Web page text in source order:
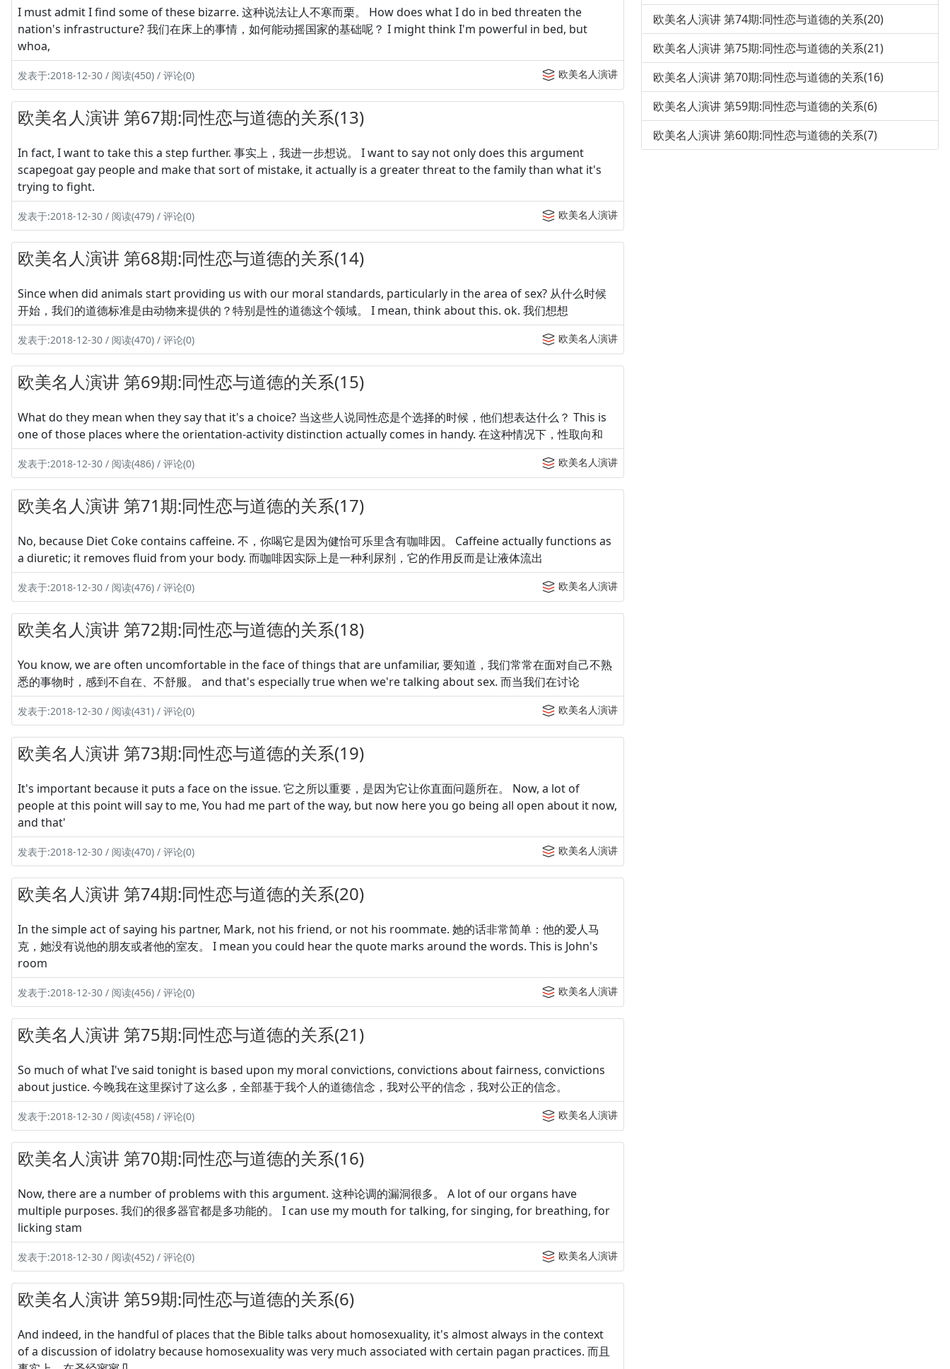
I must admit I find some of these bizarre. 这种说法让人不寒而栗。 How does what I do in bed threaten the
nation's infrastructure? 我们在床上的事情，如何能动摇国家的基础呢？ I might think I'm powerful in bed, but
whoa,
发表于:2018-12-30 / 阅读(450) / 评论(0) 欧美名人演讲
欧美名人演讲 第67期:同性恋与道德的关系(13)
In fact, I want to take this a step further. 事实上，我进一步想说。 I want to say not only does this argument
scapegoat gay people and make that sort of mistake, it actually is a greater threat to the family than what it's
trying to fight.
发表于:2018-12-30 / 阅读(479) / 评论(0) 欧美名人演讲
欧美名人演讲 第68期:同性恋与道德的关系(14)
Since when did animals start providing us with our moral standards, particularly in the area of sex? 从什么时候
开始，我们的道德标准是由动物来提供的？特别是性的道德这个领域。 I mean, think about this. ok. 我们想想
发表于:2018-12-30 / 阅读(470) / 评论(0) 欧美名人演讲
欧美名人演讲 第69期:同性恋与道德的关系(15)
What do they mean when they say that it's a choice? 当这些人说同性恋是个选择的时候，他们想表达什么？ This is
one of those places where the orientation-activity distinction actually comes in handy. 在这种情况下，性取向和
发表于:2018-12-30 / 阅读(486) / 评论(0) 欧美名人演讲
欧美名人演讲 第71期:同性恋与道德的关系(17)
No, because Diet Coke contains caffeine. 不，你喝它是因为健怡可乐里含有咖啡因。 Caffeine actually functions as
a diuretic; it removes fluid from your body. 而咖啡因实际上是一种利尿剂，它的作用反而是让液体流出
发表于:2018-12-30 / 阅读(476) / 评论(0) 欧美名人演讲
欧美名人演讲 第72期:同性恋与道德的关系(18)
You know, we are often uncomfortable in the face of things that are unfamiliar, 要知道，我们常常在面对自己不熟
悉的事物时，感到不自在、不舒服。 and that's especially true when we're talking about sex. 而当我们在讨论
发表于:2018-12-30 / 阅读(431) / 评论(0) 欧美名人演讲
欧美名人演讲 第73期:同性恋与道德的关系(19)
It's important because it puts a face on the issue. 它之所以重要，是因为它让你直面问题所在。 Now, a lot of
people at this point will say to me, You had me part of the way, but now here you go being all open about it now,
and that'
发表于:2018-12-30 / 阅读(470) / 评论(0) 欧美名人演讲
欧美名人演讲 第74期:同性恋与道德的关系(20)
In the simple act of saying his partner, Mark, not his friend, or not his roommate. 她的话非常简单：他的爱人马
克，她没有说他的朋友或者他的室友。 I mean you could hear the quote marks around the words. This is John's
room
发表于:2018-12-30 / 阅读(456) / 评论(0) 欧美名人演讲
欧美名人演讲 第75期:同性恋与道德的关系(21)
So much of what I've said tonight is based upon my moral convictions, convictions about fairness, convictions
about justice. 今晚我在这里探讨了这么多，全部基于我个人的道德信念，我对公平的信念，我对公正的信念。
发表于:2018-12-30 / 阅读(458) / 评论(0) 欧美名人演讲
欧美名人演讲 第70期:同性恋与道德的关系(16)
Now, there are a number of problems with this argument. 这种论调的漏洞很多。 A lot of our organs have
multiple purposes. 我们的很多器官都是多功能的。 I can use my mouth for talking, for singing, for breathing, for
licking stam
发表于:2018-12-30 / 阅读(452) / 评论(0) 欧美名人演讲
欧美名人演讲 第59期:同性恋与道德的关系(6)
And indeed, in the handful of places that the Bible talks about homosexuality, it's almost always in the context
of a discussion of idolatry because homosexuality was very much associated with certain pagan practices. 而且
欧美名人演讲 第74期:同性恋与道德的关系(20)
欧美名人演讲 第75期:同性恋与道德的关系(21)
欧美名人演讲 第70期:同性恋与道德的关系(16)
欧美名人演讲 第59期:同性恋与道德的关系(6)
欧美名人演讲 第60期:同性恋与道德的关系(7)